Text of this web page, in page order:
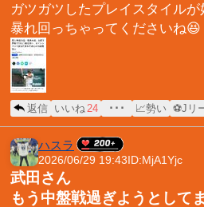
ガツガツしたプレイスタイルが
暴れ回っちゃってくださいね😆
返信 いいね 24 ･･･ 📈勢い ⚽Jリ
ハスラ
2026/06/29 19:43ID:MjA1Yjc
武田さん
もう中盤戦過ぎようとしてま